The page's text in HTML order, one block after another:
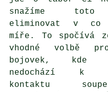
snažíme
eliminovat v co
míře. To spočívá
vhodné volbě
bojovek, kde
nedochází k
kontaktu